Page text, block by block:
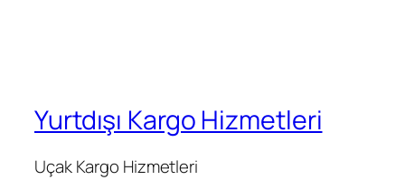
Yurtdışı Kargo Hizmetleri
Uçak Kargo Hizmetleri